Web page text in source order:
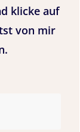
klicke auf
von mir